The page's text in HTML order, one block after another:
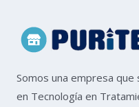
Somos una empresa que
en Tecnología en